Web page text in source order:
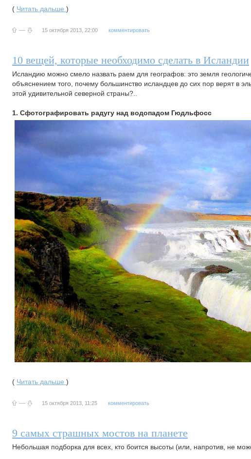
( Читать дальше )
— 15 октября 2013, 22:00 комментировать
10 вещей, которые необходимо сделать в Исландии
Исландию можно смело назвать раем для географов: это земля
объяснением того, почему большинство исландцев до сих пор верят в
этой удивительной северной страны?..
1. Сфотографировать радугу над водопадом Гюдльфосс
( Читать дальше )
— 15 октября 2013, 11:25 комментировать
9 самых страшных мостов на планете
Небольшая подборка для всех, кто боится высоты (или, напротив, не